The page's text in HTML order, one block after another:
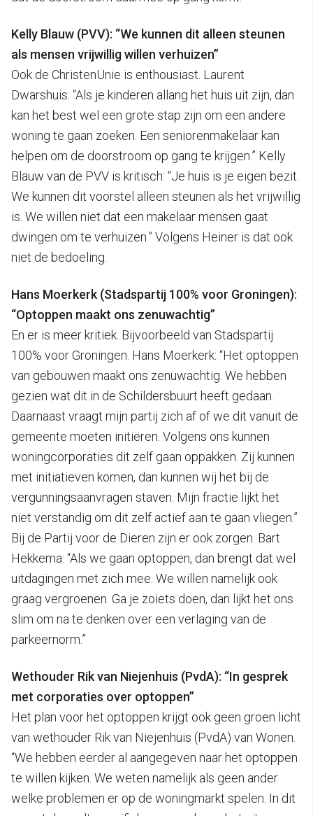
Kelly Blauw (PVV): “We kunnen dit alleen steunen
als mensen vrijwillig willen verhuizen”
Ook de ChristenUnie is enthousiast. Laurent
Dwarshuis: “Als je kinderen allang het huis uit zijn, dan
kan het best wel een grote stap zijn om een andere
woning te gaan zoeken. Een seniorenmakelaar kan
helpen om de doorstroom op gang te krijgen.” Kelly
Blauw van de PVV is kritisch: “Je huis is je eigen bezit.
We kunnen dit voorstel alleen steunen als het vrijwillig
is. We willen niet dat een makelaar mensen gaat
dwingen om te verhuizen.” Volgens Heiner is dat ook
niet de bedoeling.
Hans Moerkerk (Stadspartij 100% voor Groningen):
“Optoppen maakt ons zenuwachtig”
En er is meer kritiek. Bijvoorbeeld van Stadspartij
100% voor Groningen. Hans Moerkerk: “Het optoppen
van gebouwen maakt ons zenuwachtig. We hebben
gezien wat dit in de Schildersbuurt heeft gedaan.
Daarnaast vraagt mijn partij zich af of we dit vanuit de
gemeente moeten initiëren. Volgens ons kunnen
woningcorporaties dit zelf gaan oppakken. Zij kunnen
met initiatieven komen, dan kunnen wij het bij de
vergunningsaanvragen staven. Mijn fractie lijkt het
niet verstandig om dit zelf actief aan te gaan vliegen.”
Bij de Partij voor de Dieren zijn er ook zorgen. Bart
Hekkema: “Als we gaan optoppen, dan brengt dat wel
uitdagingen met zich mee. We willen namelijk ook
graag vergroenen. Ga je zoiets doen, dan lijkt het ons
slim om na te denken over een verlaging van de
parkeernorm.”
Wethouder Rik van Niejenhuis (PvdA): “In gesprek
met corporaties over optoppen”
Het plan voor het optoppen krijgt ook geen groen licht
van wethouder Rik van Niejenhuis (PvdA) van Wonen.
“We hebben eerder al aangegeven naar het optoppen
te willen kijken. We weten namelijk als geen ander
welke problemen er op de woningmarkt spelen. In dit